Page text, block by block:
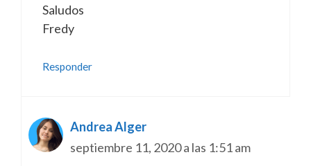
Saludos
Fredy
Responder
Andrea Alger
septiembre 11, 2020 a las 1:51 am